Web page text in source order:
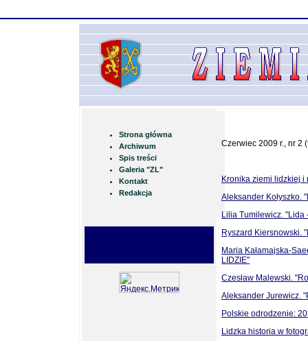
Strona główna
Archiwum
Spis treści
Galeria "ZL"
Kontakt
Redakcja
Czerwiec 2009 r., nr 2
Kronika ziemi lidzkiej i
Aleksander Kołyszko.
Lilia Tumilewicz.
Ryszard Kiersnowski.
Maria Kałamajska-
LIDZIE"
Czesław Malewski.
Aleksander Jurewicz.
Polskie odrodzenie:
Lidzka historia w